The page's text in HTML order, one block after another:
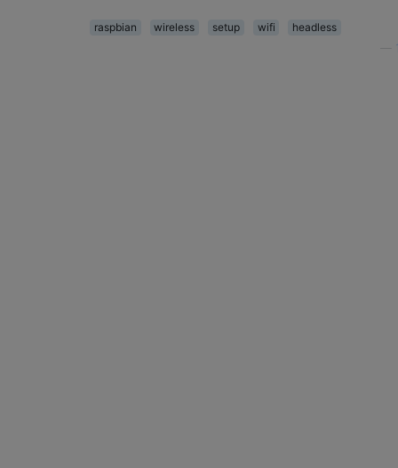
raspbian wireless setup wifi
headless